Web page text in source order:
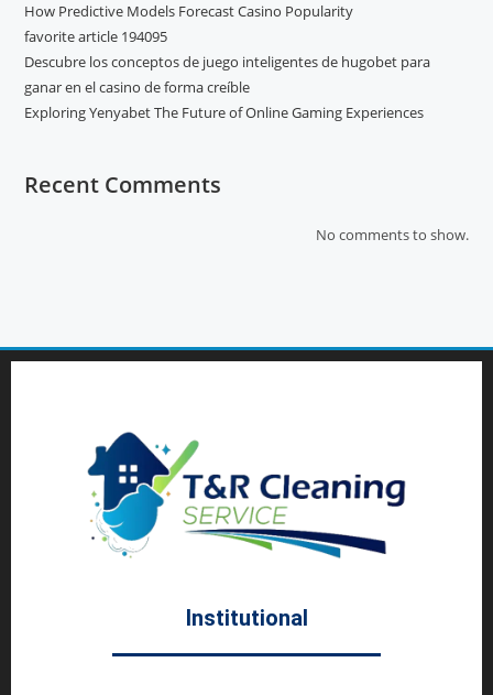
How Predictive Models Forecast Casino Popularity
favorite article 194095
Descubre los conceptos de juego inteligentes de hugobet para
ganar en el casino de forma creíble
Exploring Yenyabet The Future of Online Gaming Experiences
Recent Comments
No comments to show.
Institutional